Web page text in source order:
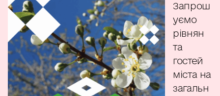
Запрош
уємо
рівнян
та
гостей
міста на
загальн